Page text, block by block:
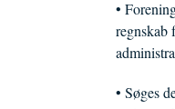
•
regnskab
• Søges